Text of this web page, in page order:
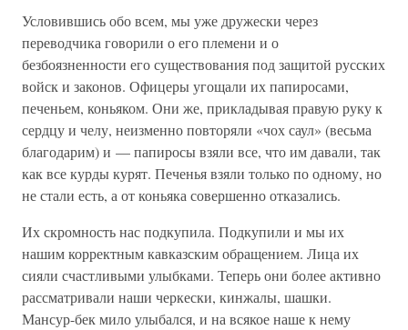
Условившись обо всем, мы уже дружески через
переводчика говорили о его племени и о
безбоязненности его существования под защитой русских
войск и законов. Офицеры угощали их папиросами,
печеньем, коньяком. Они же, прикладывая правую руку к
сердцу и челу, неизменно повторяли «чох саул» (весьма
благодарим) и — папиросы взяли все, что им давали, так
как все курды курят. Печенья взяли только по одному, но
не стали есть, а от коньяка совершенно отказались.
Их скромность нас подкупила. Подкупили и мы их
нашим корректным кавказским обращением. Лица их
сияли счастливыми улыбками. Теперь они более активно
рассматривали наши черкески, кинжалы, шашки.
Мансур-бек мило улыбался, и на всякое наше к нему